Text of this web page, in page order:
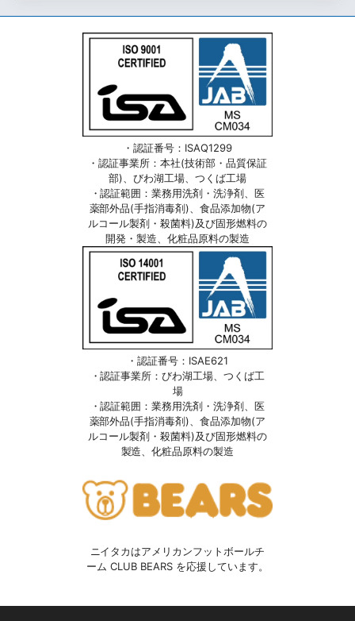
・認証番号：ISAQ1299
・認証事業所：本社(技術部・品質保証
部)、びわ湖工場、つくば工場
・認証範囲：業務用洗剤・洗浄剤、医
薬部外品(手指消毒剤)、食品添加物(ア
ルコール製剤・殺菌料)及び固形燃料の
開発・製造、化粧品原料の製造
・認証番号：ISAE621
・認証事業所：びわ湖工場、つくば工
場
・認証範囲：業務用洗剤・洗浄剤、医
薬部外品(手指消毒剤)、食品添加物(ア
ルコール製剤・殺菌料)及び固形燃料の
製造、化粧品原料の製造
ニイタカはアメリカンフットボールチ
ーム CLUB BEARS を応援しています。